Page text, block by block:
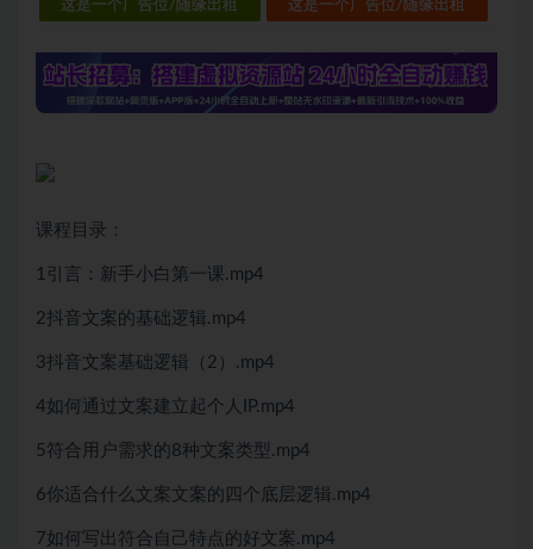
这是一个广告位/随缘出租 这是一个广告位/随缘出租
课程目录：
1引言：新手小白第一课.mp4
2抖音文案的基础逻辑.mp4
3抖音文案基础逻辑（2）.mp4
4如何通过文案建立起个人IP.mp4
5符合用户需求的8种文案类型.mp4
6你适合什么文案文案的四个底层逻辑.mp4
7如何写出符合自己特点的好文案.mp4